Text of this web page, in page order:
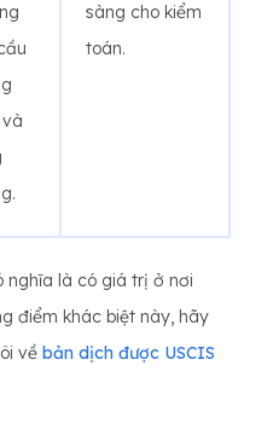
sàng cho kiểm
toán.
nghĩa là có giá trị ở nơi
điểm khác biệt này, hãy
về bản dịch được USCIS